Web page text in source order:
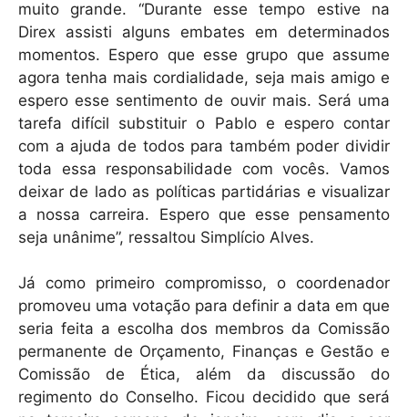
muito grande. “Durante esse tempo estive na
Direx assisti alguns embates em determinados
momentos. Espero que esse grupo que assume
agora tenha mais cordialidade, seja mais amigo e
espero esse sentimento de ouvir mais. Será uma
tarefa difícil substituir o Pablo e espero contar
com a ajuda de todos para também poder dividir
toda essa responsabilidade com vocês. Vamos
deixar de lado as políticas partidárias e visualizar
a nossa carreira. Espero que esse pensamento
seja unânime”, ressaltou Simplício Alves.
Já como primeiro compromisso, o coordenador
promoveu uma votação para definir a data em que
seria feita a escolha dos membros da Comissão
permanente de Orçamento, Finanças e Gestão e
Comissão de Ética, além da discussão do
regimento do Conselho. Ficou decidido que será